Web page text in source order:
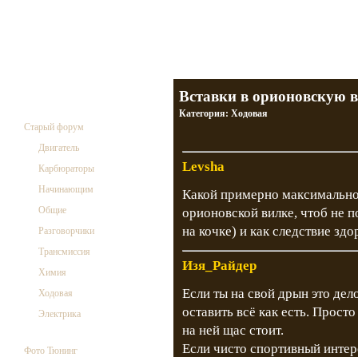
Старый форум
Двигатель
Карбюраторы
Начинающим
Общие
Разговорчики
Трансмиссия
Химия
Ходовая
Электрика
Фото Тюнинг
Вставки в орионовскую
Категория: Ходовая
Levsha
Какой примерно
орионовской вилке, чтоб не
на кочке) и как следствие
Изя_Райдер
Если ты на свой дрын это
оставить всё как есть.
на ней щас стоит.
Если чисто спортивный